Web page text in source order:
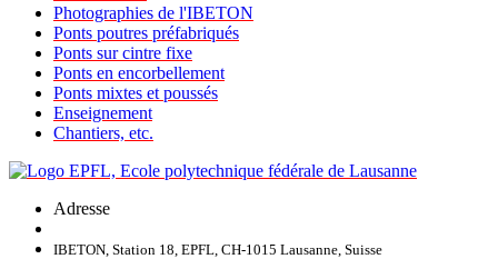
Photographies de l'IBETON
Ponts poutres préfabriqués
Ponts sur cintre fixe
Ponts en encorbellement
Ponts mixtes et poussés
Enseignement
Chantiers, etc.
Adresse
IBETON, Station 18, EPFL, CH-1015 Lausanne, Suisse